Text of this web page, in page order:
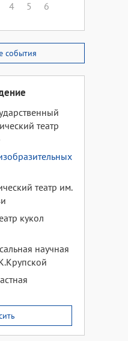
4 5 6
события
театр
театр им.
кукол
научная